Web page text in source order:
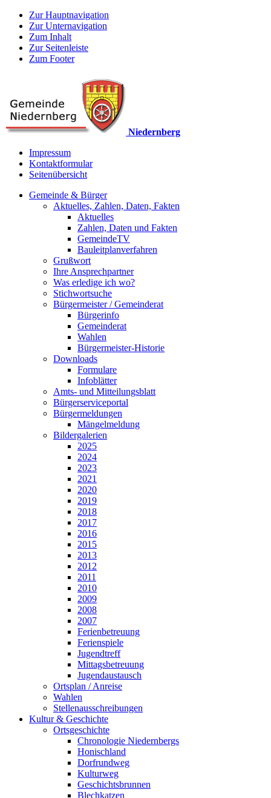
Zur Hauptnavigation
Zur Unternavigation
Zum Inhalt
Zur Seitenleiste
Zum Footer
Niedernberg
Impressum
Kontaktformular
Seitenübersicht
Gemeinde & Bürger
Aktuelles, Zahlen, Daten, Fakten
Aktuelles
Zahlen, Daten und Fakten
GemeindeTV
Bauleitplanverfahren
Grußwort
Ihre Ansprechpartner
Was erledige ich wo?
Stichwortsuche
Bürgermeister / Gemeinderat
Bürgerinfo
Gemeinderat
Wahlen
Bürgermeister-Historie
Downloads
Formulare
Infoblätter
Amts- und Mitteilungsblatt
Bürgerserviceportal
Bürgermeldungen
Mängelmeldung
Bildergalerien
2025
2024
2023
2021
2020
2019
2018
2017
2016
2015
2013
2012
2011
2010
2009
2008
2007
Ferienbetreuung
Ferienspiele
Jugendtreff
Mittagsbetreuung
Jugendaustausch
Ortsplan / Anreise
Wahlen
Stellenausschreibungen
Kultur & Geschichte
Ortsgeschichte
Chronologie Niedernbergs
Honischland
Dorfrundweg
Kulturweg
Geschichtsbrunnen
Blechkatzen